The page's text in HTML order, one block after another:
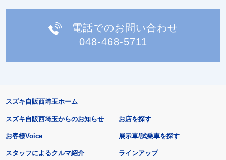
電話でのお問い合わせ
048-468-5711
スズキ自販西埼玉ホーム
スズキ自販西埼玉からのお知らせ
お客様Voice
スタッフによるクルマ紹介
お店を探す
展示車/試乗車を探す
ラインアップ